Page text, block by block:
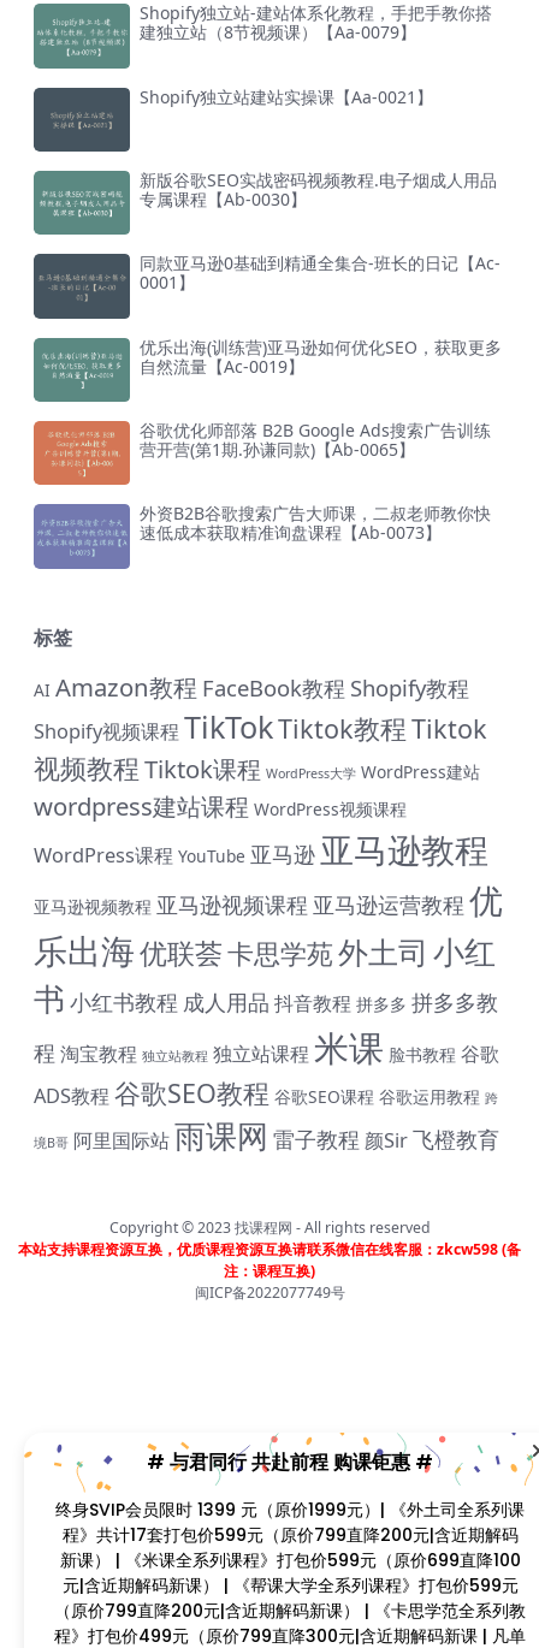
Shopify独立站-建站体系化教程，手把手教你搭
建独立站（8节视频课）【Aa-0079】
Shopify独立站建站实操课【Aa-0021】
新版谷歌SEO实战密码视频教程.电子烟成人用品
专属课程【Ab-0030】
同款亚马逊0基础到精通全集合-班长的日记【Ac-
0001】
优乐出海(训练营)亚马逊如何优化SEO，获取更多
自然流量【Ac-0019】
谷歌优化师部落 B2B Google Ads搜索广告训练
营开营(第1期.孙谦同款)【Ab-0065】
外资B2B谷歌搜索广告大师课，二叔老师教你快
速低成本获取精准询盘课程【Ab-0073】
标签
AI Amazon教程 FaceBook教程 Shopify教程
Shopify视频课程 TikTokTiktok教程Tiktok
视频教程Tiktok课程 WordPress大学 WordPress建站
wordpress建站课程 WordPress视频课程
WordPress课程 YouTube 亚马逊 亚马逊教程
亚马逊视频教程 亚马逊视频课程 亚马逊运营教程 优
乐出海优联荟卡思学苑外土司 小红
书 小红书教程 成人用品 抖音教程 拼多多 拼多多教
程 淘宝教程 独立站教程 独立站课程 米课 脸书教程 谷歌
ADS教程 谷歌SEO教程 谷歌SEO课程 谷歌运用教程 跨
境B哥 阿里国际站雨课网 雷子教程 颜Sir飞橙教育
Copyright © 2023找课程网 - All rights reserved
本站支持课程资源互换，优质课程资源互换请联系微信在线客服：zkcw598 (备
注：课程互换)
闽ICP备2022077749号
首页 分类
# 与君同行 共赴前程 购课钜惠 #
期解码新课） | 《米课全系列课程》打包价599元（原价
699直降100元|含近期解码新课） | 《帮课大学全系列课
程》打包价599元（原价799直降200元|含近期解码新课）
| 《卡思学范全系列教程》打包价499元（原价799直降